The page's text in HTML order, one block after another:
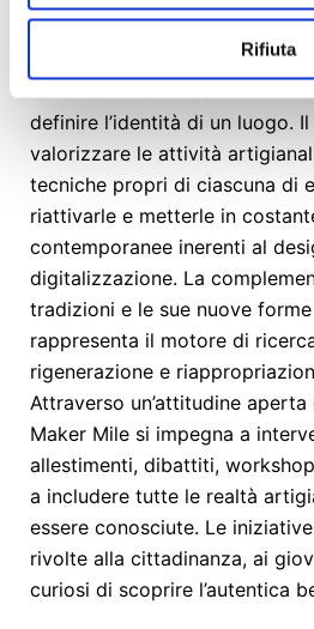
Rifiuta
Maker Mile è un'associazione
definire l’identità di un luogo.
valorizzare le attività
tecniche propri di ciascuna di
riattivarle e metterle in
contemporanee inerenti al
digitalizzazione. La
tradizioni e le sue nuove
rappresenta il motore di
rigenerazione e
Attraverso un’attitudine
Maker Mile si impegna a
allestimenti, dibattiti,
a includere tutte le realtà
essere conosciute. Le
rivolte alla cittadinanza, ai
curiosi di scoprire l’autentica